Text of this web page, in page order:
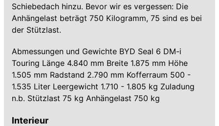
Schiebedach hinzu. Bevor wir es vergessen: Die
Anhängelast beträgt 750 Kilogramm, 75 sind es bei
der Stützlast.
Abmessungen und Gewichte BYD Seal 6 DM-i
Touring Länge 4.840 mm Breite 1.875 mm Höhe
1.505 mm Radstand 2.790 mm Kofferraum 500 -
1.535 Liter Leergewicht 1.710 - 1.805 kg Zuladung
n.b. Stützlast 75 kg Anhängelast 750 kg
Interieur